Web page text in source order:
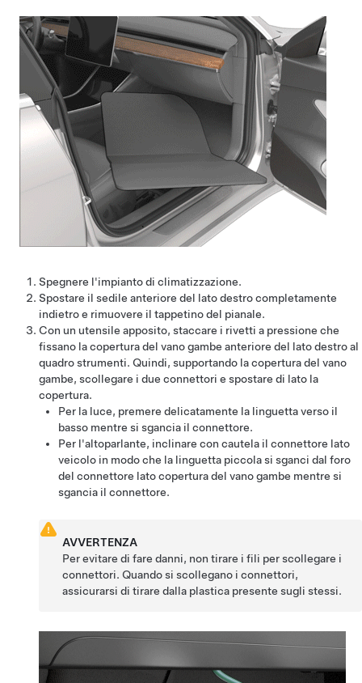
Spegnere l'impianto di climatizzazione.
Spostare il sedile anteriore del lato destro completamente
indietro e rimuovere il tappetino del pianale.
Con un utensile apposito, staccare i rivetti a pressione che
fissano la copertura del vano gambe anteriore del lato destro al
quadro strumenti. Quindi, supportando la copertura del vano
gambe, scollegare i due connettori e spostare di lato la
copertura.
Per la luce, premere delicatamente la linguetta verso il
basso mentre si sgancia il connettore.
Per l'altoparlante, inclinare con cautela il connettore lato
veicolo in modo che la linguetta piccola si sganci dal foro
del connettore lato copertura del vano gambe mentre si
sgancia il connettore.
AVVERTENZA
Per evitare di fare danni, non tirare i fili per scollegare i
connettori. Quando si scollegano i connettori,
assicurarsi di tirare dalla plastica presente sugli stessi.